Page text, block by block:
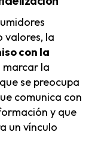
valores, la
con la
marcar la
se preocupa
comunica con
y que
un vínculo